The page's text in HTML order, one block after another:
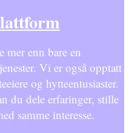
mer enn bare en
Vi er også opptatt
og hytteentusiaster.
du dele erfaringer, stille
samme interesse.